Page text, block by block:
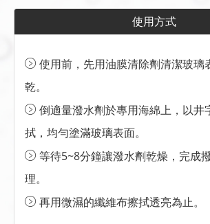
使用方式
使用前，先用油膜清除劑清潔玻璃
乾。
倒適量潑水劑於專用海綿上，以井
拭，均勻塗滿玻璃表面。
等待5~8分鐘讓潑水劑乾燥，完成
理。
再用微濕的纖維布擦拭透亮為止。